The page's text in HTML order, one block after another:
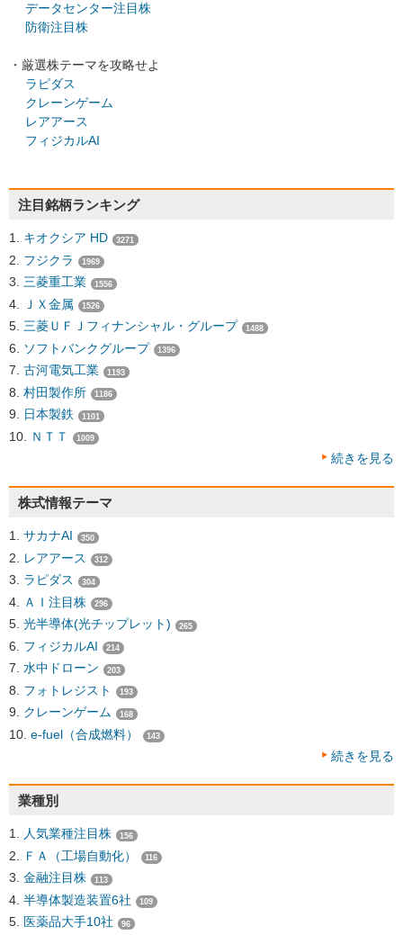
データセンター注目株
防衛注目株
・厳選株テーマを攻略せよ
ラピダス
クレーンゲーム
レアアース
フィジカルAI
注目銘柄ランキング
キオクシア HD 3271
フジクラ 1969
三菱重工業 1556
ＪＸ金属 1526
三菱ＵＦＪフィナンシャル・グループ 1488
ソフトバンクグループ 1396
古河電気工業 1193
村田製作所 1186
日本製鉄 1101
ＮＴＴ 1009
続きを見る
株式情報テーマ
サカナAI 350
レアアース 312
ラピダス 304
ＡＩ注目株 296
光半導体(光チップレット) 265
フィジカルAI 214
水中ドローン 203
フォトレジスト 193
クレーンゲーム 168
e-fuel（合成燃料） 143
続きを見る
業種別
人気業種注目株 156
ＦＡ（工場自動化） 116
金融注目株 113
半導体製造装置6社 109
医薬品大手10社 96